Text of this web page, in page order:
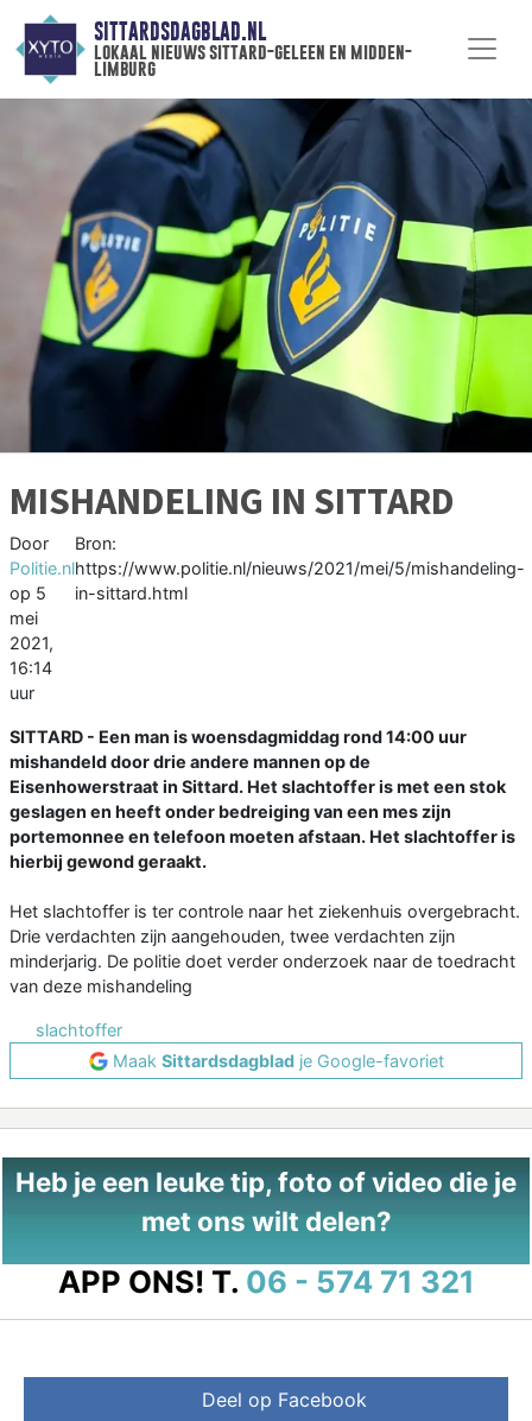
SITTARDSDAGBLAD.NL
lokaal nieuws sittard-geleen en midden-
limburg
MISHANDELING IN SITTARD
Door
Politie.nl
op 5
mei
2021,
16:14
uur
Bron:
https://www.politie.nl/nieuws/2021/mei/5/mishandeling-
in-sittard.html
SITTARD - Een man is woensdagmiddag rond 14:00 uur
mishandeld door drie andere mannen op de
Eisenhowerstraat in Sittard. Het slachtoffer is met een stok
geslagen en heeft onder bedreiging van een mes zijn
portemonnee en telefoon moeten afstaan. Het slachtoffer is
hierbij gewond geraakt.
Het slachtoffer is ter controle naar het ziekenhuis overgebracht.
Drie verdachten zijn aangehouden, twee verdachten zijn
minderjarig. De politie doet verder onderzoek naar de toedracht
van deze mishandeling
slachtoffer
Maak Sittardsdagbladje Google-favoriet
Heb je een leuke tip, foto of video die je
met ons wilt delen?
APP ONS! T. 06 - 574 71 321
Deel op Facebook